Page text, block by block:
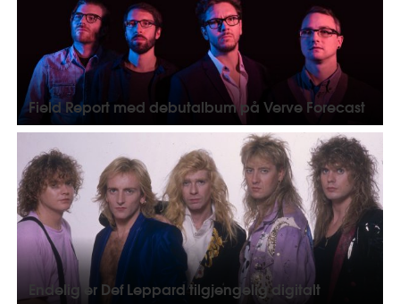
Field Report med debutalbum på Verve Forecast
Endelig er Def Leppard tilgjengelig digitalt